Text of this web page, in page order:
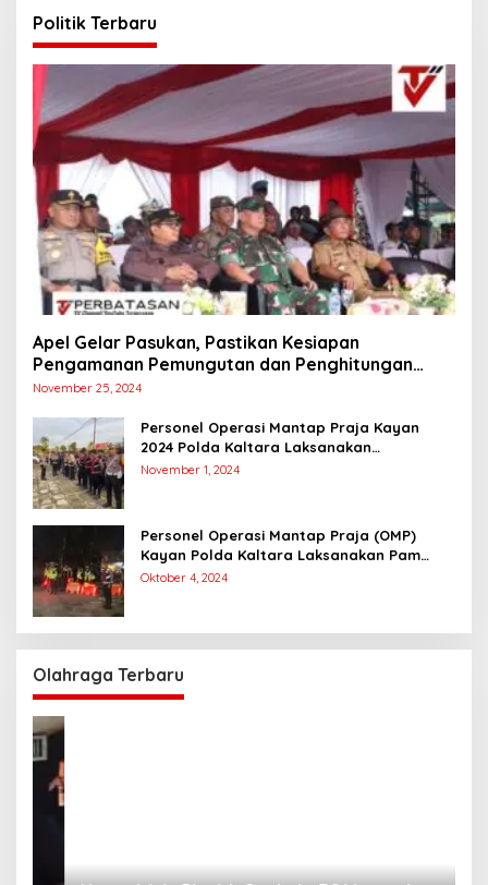
Politik Terbaru
Apel Gelar Pasukan, Pastikan Kesiapan
Pengamanan Pemungutan dan Penghitungan
Suara
November 25, 2024
Personel Operasi Mantap Praja Kayan
2024 Polda Kaltara Laksanakan
Pengamanan Simulasi Pemungutan dan
November 1, 2024
Personel Operasi Mantap Praja (OMP)
Kayan Polda Kaltara Laksanakan Pam
Kampanye Paslon Gubernur dan Wakil
Oktober 4, 2024
Olahraga Terbaru